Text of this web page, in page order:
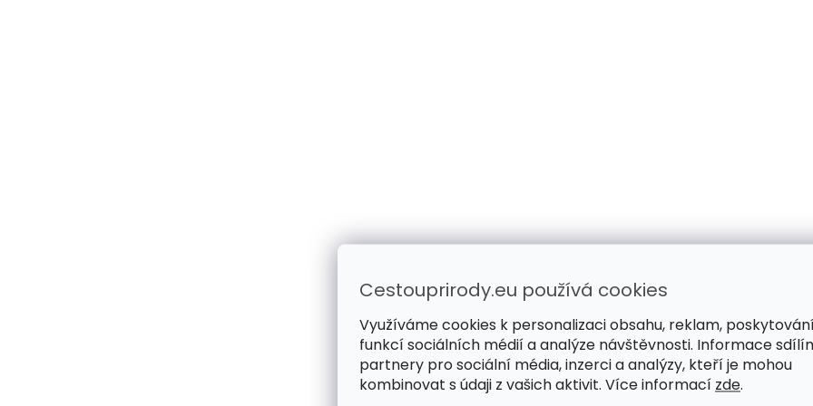
Cestouprirody.eu používá cookies
Využíváme cookies k personalizaci obsahu, reklam,
funkcí sociálních médií a analýze návštěvnosti. Informace
partnery pro sociální média, inzerci a analýzy, kteří je mohou
kombinovat s údaji z vašich aktivit. Více informací zde.